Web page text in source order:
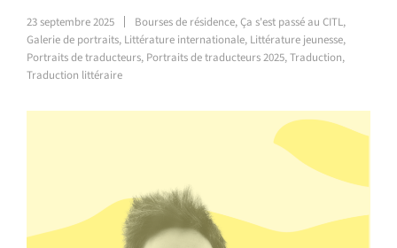
23 septembre 2025 Bourses de résidence,Ça s'est passé au CITL,
Galerie de portraits, Littérature internationale, Littérature jeunesse,
Portraits de traducteurs, Portraits de traducteurs 2025,Traduction,
Traduction littéraire